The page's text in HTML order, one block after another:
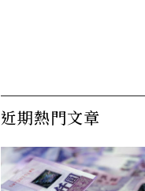
近期熱門文章